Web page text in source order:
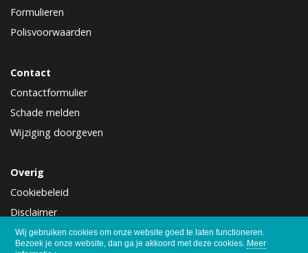
Wij gebruiken cookies om onze website goed te laten functioneren.
Bezoek je onze website, dan ga je akkoord met deze cookies. Meer
Formulieren
Polisvoorwaarden
Contact
Contactformulier
Schade melden
Wijziging doorgeven
Overig
Cookiebeleid
Disclaimer
Privacy